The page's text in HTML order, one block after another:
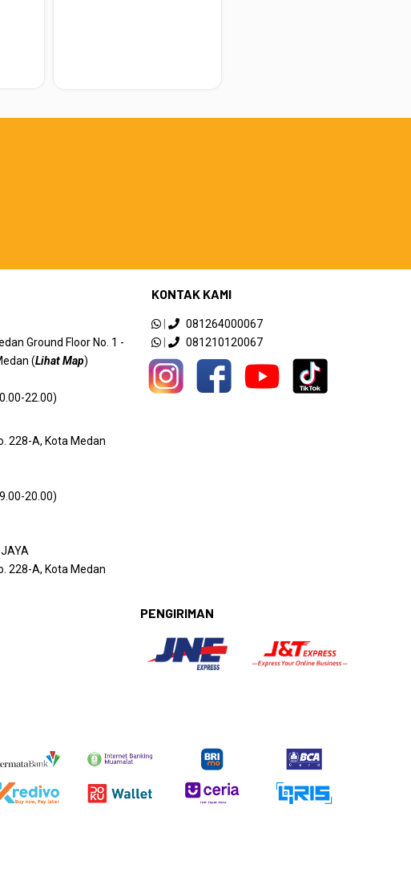
Ground Floor No. 1 -
(Lihat Map)
22.00)
228-A, Kota Medan
20.00)
228-A, Kota Medan
KONTAK KAMI
|
081264000067
|
081210120067
PENGIRIMAN